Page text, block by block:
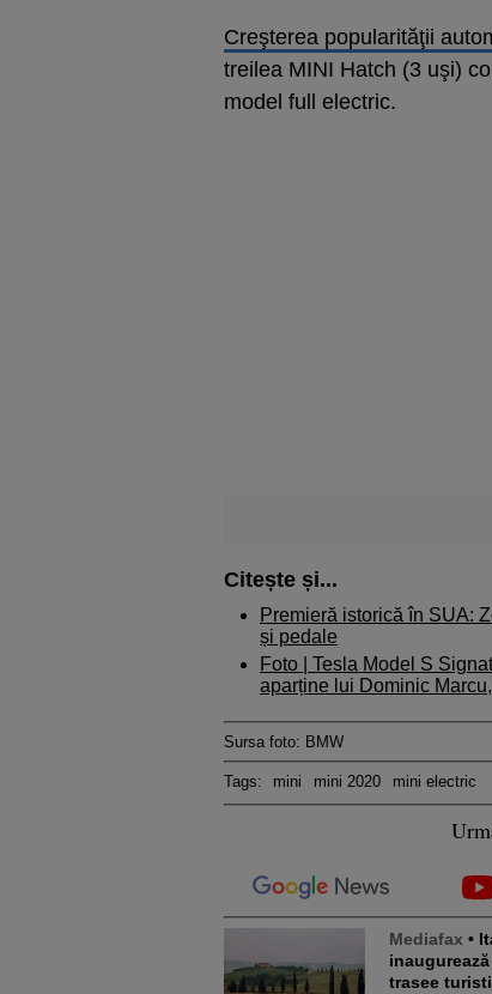
Creşterea popularităţii
treilea MINI Hatch (3 uşi)
model full electric.
Citește și...
Premieră istorică în SUA:
și pedale
Foto |
Tesla Model S
aparține lui Dominic
Sursa foto: BMW
Tags: mini mini 2020 mini electric
Mediafax • Italia
trasee